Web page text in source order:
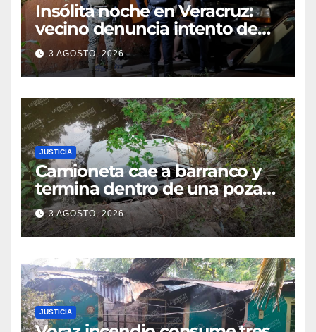
Insólita noche en Veracruz:
vecino denuncia intento de
cateo tras viralizar video
captado por cámaras de
seguridad
3 AGOSTO, 2026
JUSTICIA
Camioneta cae a barranco y
termina dentro de una poza
en Coatzintla; conductor sale
con golpes leves
3 AGOSTO, 2026
JUSTICIA